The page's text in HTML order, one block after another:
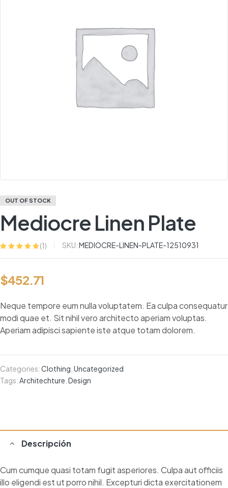
OUT OF STOCK
Mediocre Linen Plate
valoración de un
cliente
(1) SKU:MEDIOCRE-LINEN-PLATE-12510931
$452.71
Neque tempore eum nulla voluptatem. Ea culpa consequatur
modi quae et. Sit nihil vero architecto aperiam voluptas.
Aperiam adipisci sapiente iste atque totam dolorem.
Categories:Clothing Uncategorized
Tags:Architechture Design
Descripción
Cum cumque quasi totam fugit asperiores. Culpa aut officiis
illo eligendi est ut porro nihil. Excepturi dicta exercitationem